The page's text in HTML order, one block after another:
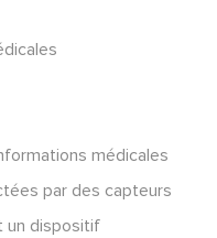
médicales
par des capteurs
un dispositif